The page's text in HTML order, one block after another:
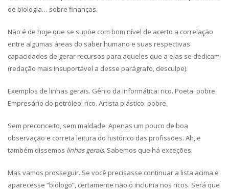
de biologia… sobre finanças.
Não é de hoje que se supõe com bom nível de acerto a correlação
entre algumas áreas do saber humano e suas respectivas
capacidades de gerar recursos para aqueles que a elas se dedicam
(redação mais insuportável a desse parágrafo, desculpe).
Exemplos de linhas gerais. Gênio da informática: rico. Poeta: pobre.
Empresário do petróleo: rico. Artista plástico: pobre.
Sem preconceito, sem maldade. Apenas um pouco de boa
observação e correta leitura do histórico das profissões. Ah, e
também dissemos linhas gerais. Sabemos que há exceções.
Mas vamos prosseguir. Se você precisasse continuar a lista acima e
aparecesse “biólogo”, certamente não o incluiria nos ricos. Será que